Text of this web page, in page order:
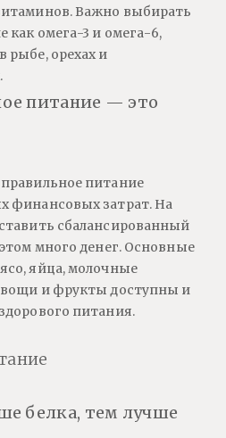
Важно выбирать
как омега-3 и омега-6,
рыбе, орехах и
питание — это
питание
финансовых затрат. На
сбалансированный
много денег. Основные
яйца, молочные
и фрукты доступны и
питания.
белка, тем лучше